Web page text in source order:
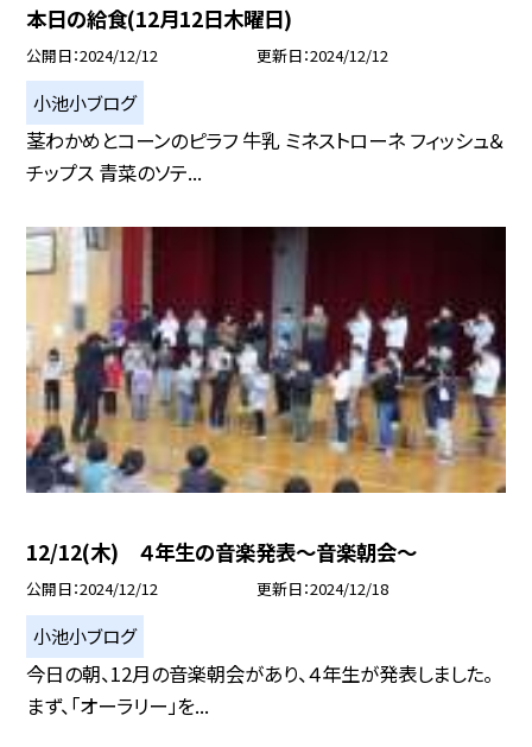
本日の給食(12月12日木曜日)
公開日 2024/12/12 更新日 2024/12/12
小池小ブログ
茎わかめとコーンのピラフ 牛乳 ミネストローネ フィッシュ＆
チップス 青菜のソテ...
12/12(木) ４年生の音楽発表〜音楽朝会〜
公開日 2024/12/12 更新日 2024/12/18
小池小ブログ
今日の朝、12月の音楽朝会があり、４年生が発表しました。
まず、「オーラリー」を...